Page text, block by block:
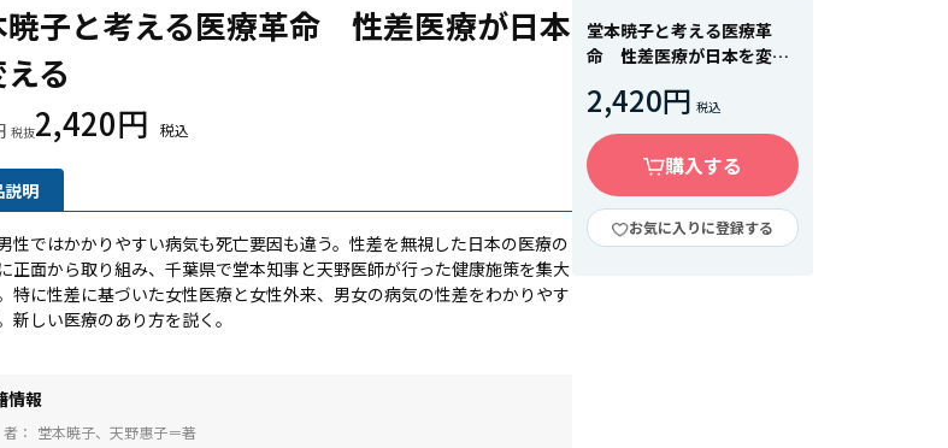
暁子と考える医療革命 性差医療が日本
る
2,420円
説明
性ではかかりやすい病気も死亡要因も違う。性差を無視した日本の医療の
正面から取り組み、千葉県で堂本知事と天野医師が行った健康施策を集大
特に性差に基づいた女性医療と女性外来、男女の病気の性差をわかりやす
新しい医療のあり方を説く。
情報
堂本暁子、天野惠子＝著
堂本暁子と考える医療革
命 性差医療が日本を変え
2,420円
購入する
お気に入りに登録する